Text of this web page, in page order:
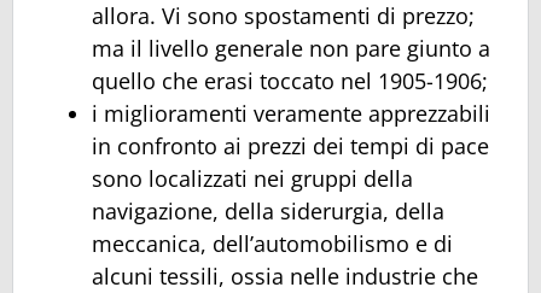
allora. Vi sono spostamenti di prezzo;
ma il livello generale non pare giunto a
quello che erasi toccato nel 1905-1906;
i miglioramenti veramente apprezzabili
in confronto ai prezzi dei tempi di pace
sono localizzati nei gruppi della
navigazione, della siderurgia, della
meccanica, dell’automobilismo e di
alcuni tessili, ossia nelle industrie che